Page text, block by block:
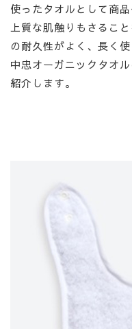
使ったタオルとして商品
上質な肌触りもさるこ
の耐久性がよく、長く
中忠オーガニックタオ
紹介します。